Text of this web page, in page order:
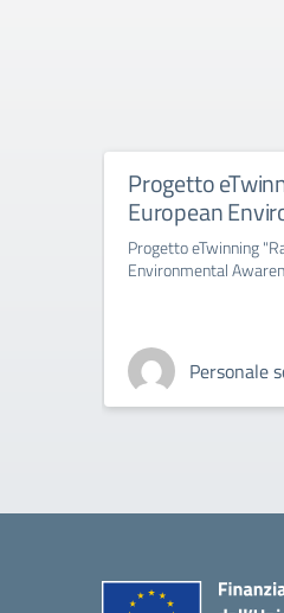
Progetto
European
Progetto eTwinning
Environmental
Personale